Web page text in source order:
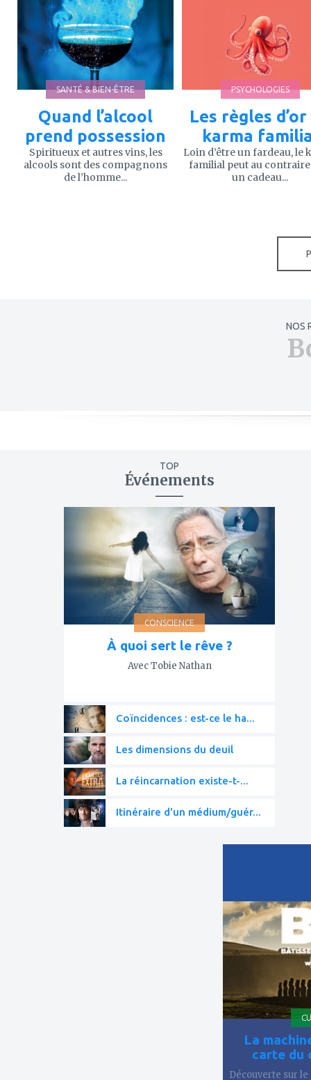
à
mes
favoris
SANTÉ & BIEN-ÊTRE
Quand l’alcool
prend possession
Spiritueux et autres vins, les
alcools sont des compagnons
de l’homme...
PSYCHOLOGIES
Les règles d’or
karma
Loin d’être un fardeau, le
familial peut au
un cadeau...
NOS
TOP
Événements
CONSCIENCE
À quoi sert le rêve ?
Avec Tobie Nathan
Coïncidences : est-ce le ha...
Les dimensions du deuil
La réincarnation existe-t-...
Itinéraire d'un médium/guér...
à
mes
favoris
La
carte du
Découverte sur